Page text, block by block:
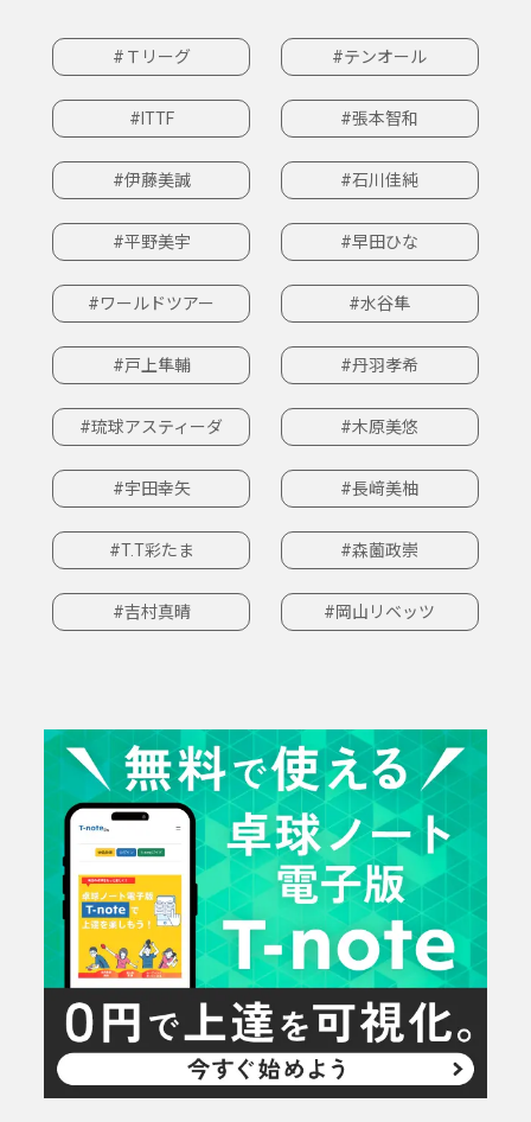
#Ｔリーグ #テンオール
#ITTF #張本智和
#伊藤美誠 #石川佳純
#平野美宇 #早田ひな
#ワールドツアー #水谷隼
#戸上隼輔 #丹羽孝希
#琉球アスティーダ #木原美悠
#宇田幸矢 #長﨑美柚
#T.T彩たま #森薗政崇
#吉村真晴 #岡山リベッツ